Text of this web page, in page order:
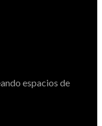
espacios de